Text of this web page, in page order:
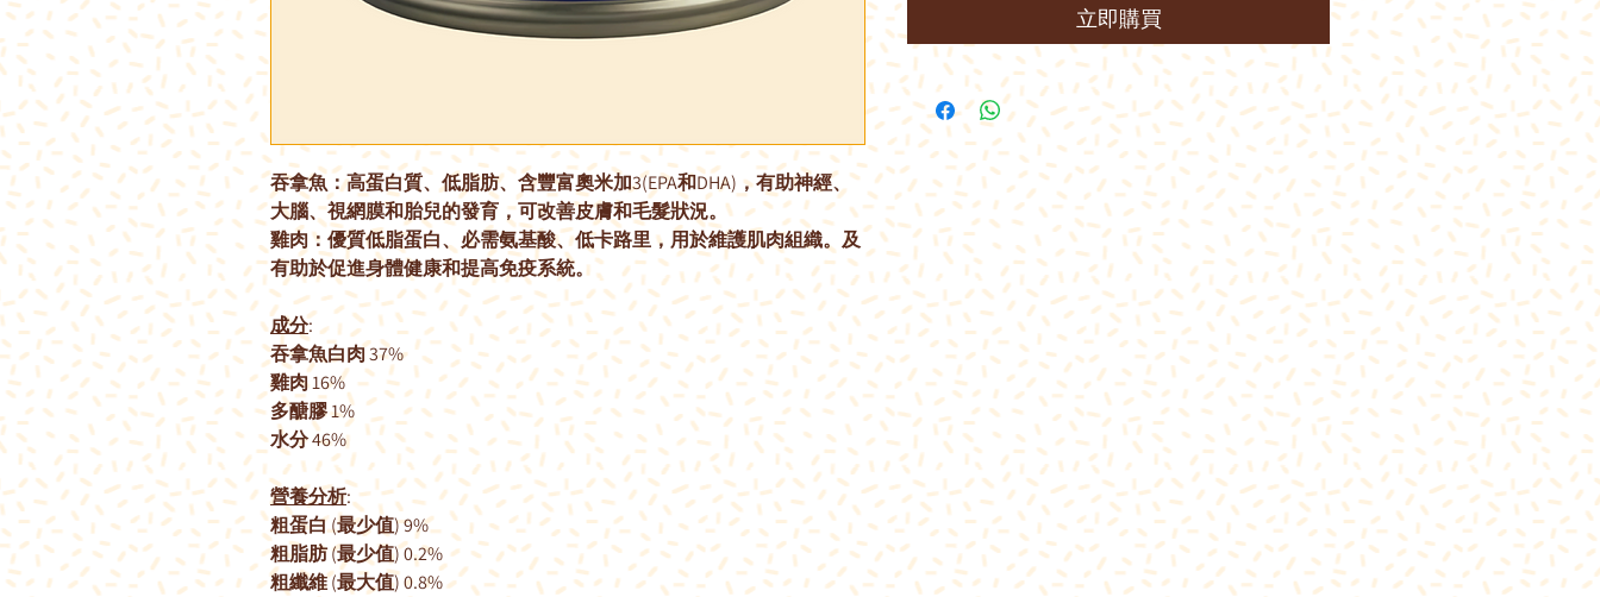
吞拿魚：高蛋白質、低脂肪、含豐富奧米加3(EPA和DHA)，有助神經、
大腦、視網膜和胎兒的發育，可改善皮膚和毛髮狀況。
雞肉：優質低脂蛋白、必需氨基酸、低卡路里，用於維護肌肉組織。及
有助於促進身體健康和提高免疫系統。
成分:
吞拿魚白肉 37%
雞肉 16%
多醣膠 1%
水分 46%
營養分析:
粗蛋白 (最少值) 9%
粗脂肪 (最少值) 0.2%
粗纖維 (最大值) 0.8%
立即購買